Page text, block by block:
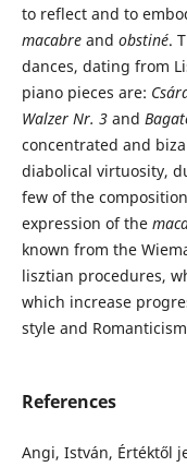
to reflect and to
macabreand obstiné.
dances, dating from
piano pieces are:
Walzer Nr. 3and
concentrated and
diabolical virtuosity,
few of the
expression of the
known from the
lisztian procedures,
which increase
style and
References
Angi, István, Értéktől